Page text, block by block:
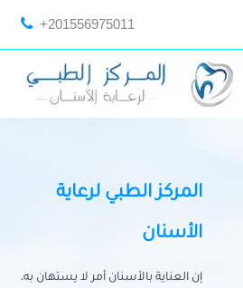
+201556975011
المركز الطبي لرعاية
الأسنان
إن العناية بالأسنان أمر لا يستهان به،